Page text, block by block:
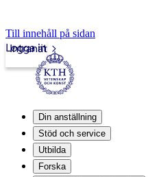
Till innehåll på sidan
Intranät
Logga in
Din anställning
Stöd och service
Utbilda
Forska